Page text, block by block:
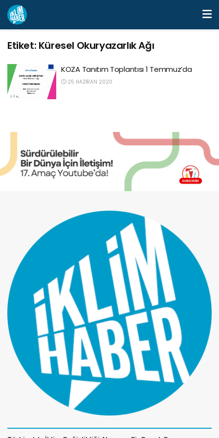
Etiket: Küresel Okuryazarlık Ağı
KOZA Tanıtım Toplantısı 1 Temmuz’da
25 HAZIRAN 2020